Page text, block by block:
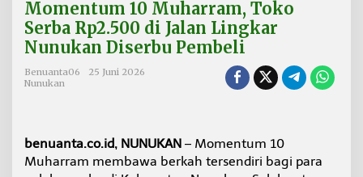
e
n
t
u
1
a
r
Momentum 10 Muharram, Toko
Serba Rp2.500 di Jalan Lingkar
Nunukan Diserbu Pembeli
Benuanta06
25 Juni 2026
Nunukan
benuanta.co.id, NUNUKAN – Momentum 10
Muharram membawa berkah tersendiri bagi para